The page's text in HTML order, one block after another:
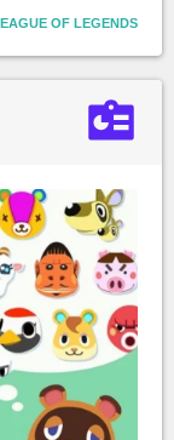
OF LEGENDS